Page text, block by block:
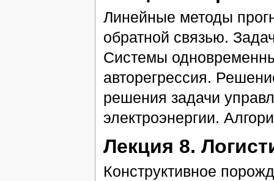
Линейные методы
обратной связью.
Системы
авторегрессия.
решения задачи
электроэнергии.
Лекция 8.
Конструктивное